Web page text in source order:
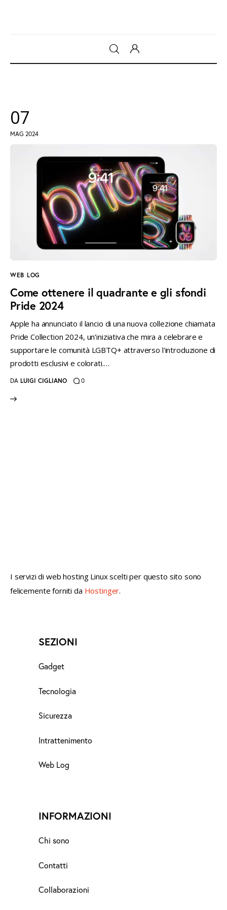
Web Log
instagramm
threadstwitter-rss
07
MAG 2024
WEB LOG
Come ottenere il quadrante e gli sfondi
Pride 2024
Apple ha annunciato il lancio di una nuova collezione chiamata
Pride Collection 2024, un’iniziativa che mira a celebrare e
supportare le comunità LGBTQ+ attraverso l'introduzione di
prodotti esclusivi e colorati.…
DA LUIGI CIGLIANO 0
I servizi di web hosting Linux scelti per questo sito sono
felicemente forniti da Hostinger.
SEZIONI
Gadget
Tecnologia
Sicurezza
Intrattenimento
Web Log
INFORMAZIONI
Chi sono
Contatti
Collaborazioni